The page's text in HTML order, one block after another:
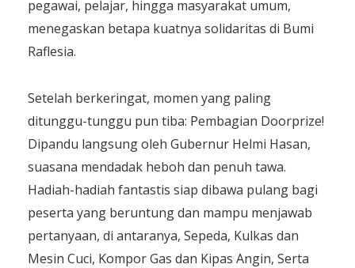
pegawai, pelajar, hingga masyarakat umum,
menegaskan betapa kuatnya solidaritas di Bumi
Raflesia.
Setelah berkeringat, momen yang paling
ditunggu-tunggu pun tiba: Pembagian Doorprize!
Dipandu langsung oleh Gubernur Helmi Hasan,
suasana mendadak heboh dan penuh tawa.
Hadiah-hadiah fantastis siap dibawa pulang bagi
peserta yang beruntung dan mampu menjawab
pertanyaan, di antaranya, Sepeda, Kulkas dan
Mesin Cuci, Kompor Gas dan Kipas Angin, Serta